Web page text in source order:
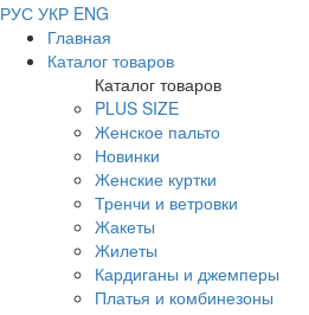
РУС УКР ENG
Главная
Каталог товаров
Каталог товаров
PLUS SIZE
Женское пальто
Новинки
Женские куртки
Тренчи и ветровки
Жакеты
Жилеты
Кардиганы и джемперы
Платья и комбинезоны